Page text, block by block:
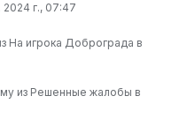
2024 г., 07:47
На игрока Доброграда в
из Решенные жалобы в